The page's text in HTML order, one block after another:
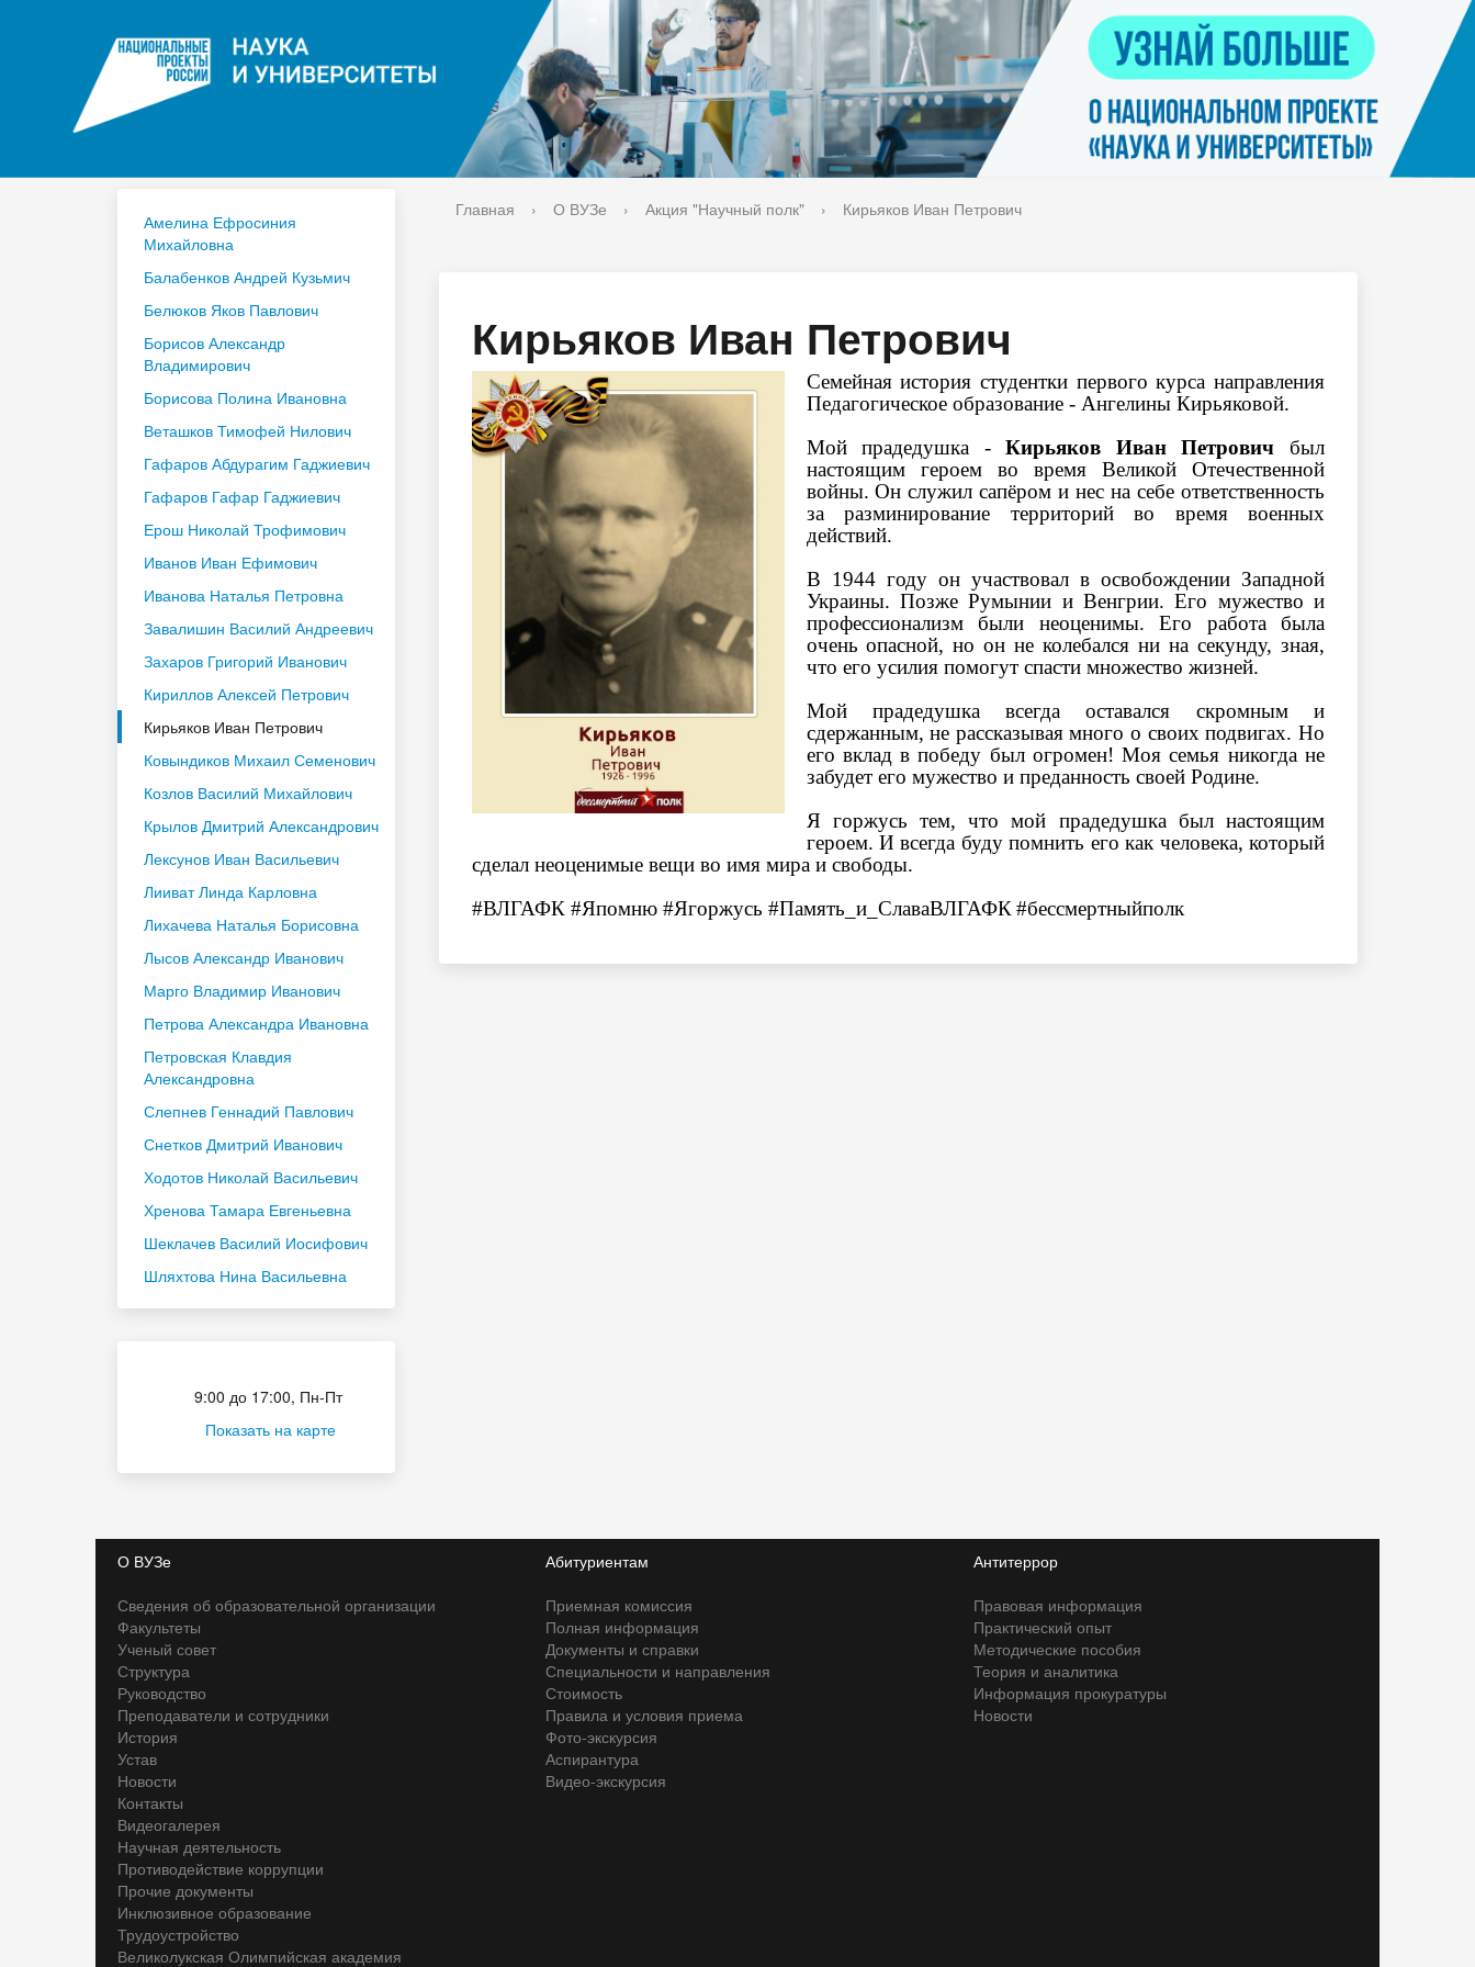
Библиотека
Контакты
Расписание
Спорт-норма жизни Оценка качества образования
Нацпроект "Наука и университеты"
Год педагога и наставника 2023
Попечительский совет
Единое окно по решению вопросов
поддержки молодых студенческих
семей и матерей (отцов) с детьми
Амелина Ефросиния
Михайловна
Балабенков Андрей Кузьмич
Белюков Яков Павлович
Борисов Александр
Владимирович
Борисова Полина Ивановна
Веташков Тимофей Нилович
Гафаров Абдурагим Гаджиевич
Гафаров Гафар Гаджиевич
Ерош Николай Трофимович
Иванов Иван Ефимович
Иванова Наталья Петровна
Завалишин Василий Андреевич
Захаров Григорий Иванович
Кириллов Алексей Петрович
Кирьяков Иван Петрович
Ковындиков Михаил Семенович
Козлов Василий Михайлович
Крылов Дмитрий Александрович
Лексунов Иван Васильевич
Лииват Линда Карловна
Лихачева Наталья Борисовна
Лысов Александр Иванович
Марго Владимир Иванович
Петрова Александра Ивановна
Петровская Клавдия
Александровна
Слепнев Геннадий Павлович
Снетков Дмитрий Иванович
Ходотов Николай Васильевич
Хренова Тамара Евгеньевна
Шеклачев Василий Иосифович
Шляхтова Нина Васильевна
9:00 до 17:00, Пн-Пт
Показать на карте
Главная › О ВУЗе › Акция "Научный полк" › Кирьяков Иван Петрович
Кирьяков Иван Петрович
Семейная история студентки первого курса направления
Педагогическое образование - Ангелины Кирьяковой.
Мой прадедушка -Кирьяков Иван Петрович был
настоящим героем во время Великой Отечественной
войны. Он служил сапёром и нес на себе ответственность
за разминирование территорий во время военных
действий.
В 1944 году он участвовал в освобождении Западной
Украины. Позже Румынии и Венгрии. Его мужество и
профессионализм были неоценимы. Его работа была
очень опасной, но он не колебался ни на секунду, зная,
что его усилия помогут спасти множество жизней.
Мой прадедушка всегда оставался скромным и
сдержанным, не рассказывая много о своих подвигах. Но
его вклад в победу был огромен! Моя семья никогда не
забудет его мужество и преданность своей Родине.
Я горжусь тем, что мой прадедушка был настоящим
героем. И всегда буду помнить его как человека, который
сделал неоценимые вещи во имя мира и свободы.
#ВЛГАФК #Япомню #Ягоржусь #Память_и_СлаваВЛГАФК #бессмертныйполк
О ВУЗе
Сведения об образовательной организации
Факультеты
Ученый совет
Структура
Руководство
Преподаватели и сотрудники
История
Устав
Новости
Контакты
Видеогалерея
Научная деятельность
Противодействие коррупции
Прочие документы
Инклюзивное образование
Трудоустройство
Великолукская Олимпийская академия
Абитуриентам
Приемная комиссия
Полная информация
Документы и справки
Специальности и направления
Стоимость
Правила и условия приема
Фото-экскурсия
Аспирантура
Видео-экскурсия
Антитеррор
Правовая информация
Практический опыт
Методические пособия
Теория и аналитика
Информация прокуратуры
Новости